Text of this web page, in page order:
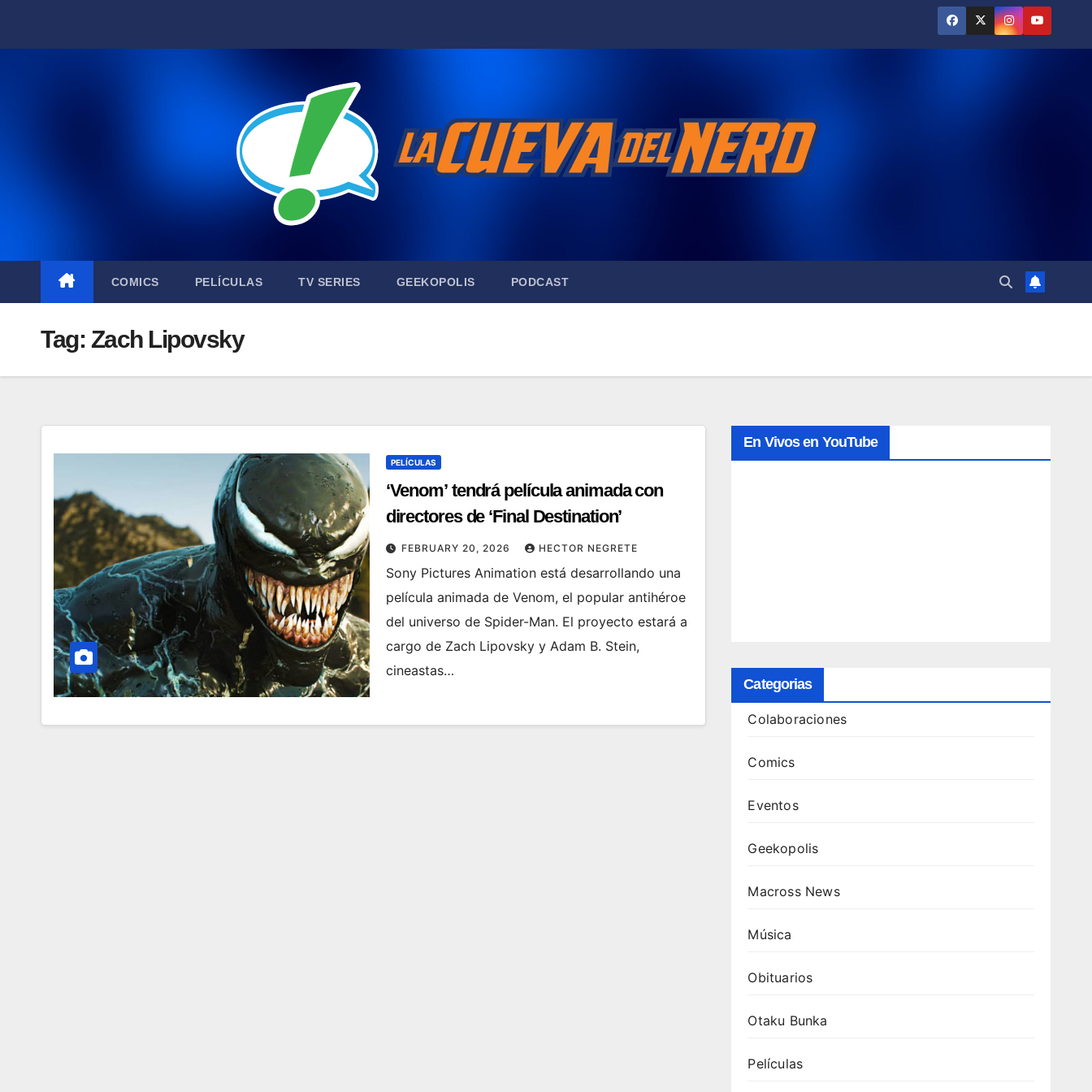
COMICS PELÍCULAS TV SERIES GEEKOPOLIS PODCAST
Tag: Zach Lipovsky
PELÍCULAS
‘Venom’ tendrá película animada con
directores de ‘Final Destination’
FEBRUARY 20, 2026 HECTOR NEGRETE
Sony Pictures Animation está desarrollando una
película animada de Venom, el popular antihéroe
del universo de Spider-Man. El proyecto estará a
cargo de Zach Lipovsky y Adam B. Stein,
cineastas…
En Vivos en YouTube
Categorias
Colaboraciones
Comics
Eventos
Geekopolis
Macross News
Música
Obituarios
Otaku Bunka
Películas